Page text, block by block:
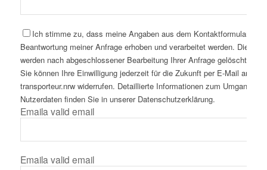
Ich stimme zu, dass meine Angaben aus dem Kontaktformular zur
Beantwortung meiner Anfrage erhoben und verarbeitet werden. Die
werden nach abgeschlossener Bearbeitung Ihrer Anfrage gelöscht.
Sie können Ihre Einwilligung jederzeit für die Zukunft per E-Mail an
transporteur.nrw widerrufen. Detaillierte Informationen zum Umgang mit
Nutzerdaten finden Sie in unserer Datenschutzerklärung.
Emaila valid email
Emaila valid email